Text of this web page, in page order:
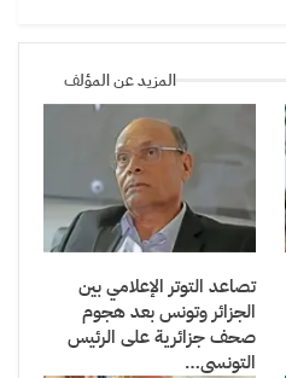
المزيد عن المؤلف
تصاعد التوتر الإعلامي بين
الجزائر وتونس بعد هجوم
صحف جزائرية على الرئيس
التونسي…